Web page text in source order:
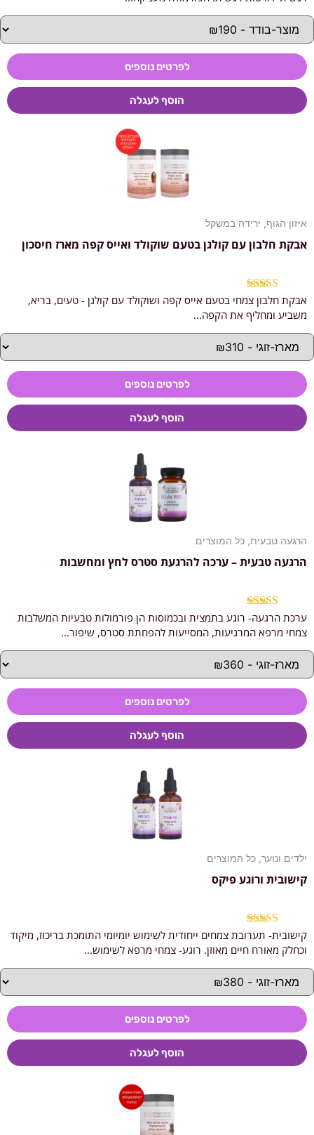
לפרטים נוספים
הוסף לעגלה
איזון הגוף, ירידה במשקל
אבקת חלבון עם קולגן בטעם שוקולד ואייס קפה מארז חיסכון
לפרטים נוספים
הוסף לעגלה
אבקת חלבון צמחי בטעם אייס קפה ושוקולד עם קולגן - טעים, בריא,
משביע ומחליף את הקפה...
דורג4.88
מתוך 5
הרגעה טבעית, כל המוצרים
הרגעה טבעית – ערכה להרגעת סטרס לחץ ומחשבות
לפרטים נוספים
הוסף לעגלה
ערכת הרגעה- רוגע בתמצית ובכמוסות הן פורמולות טבעיות המשלבות
צמחי מרפא המרגיעות, המסייעות להפחתת סטרס, שיפור...
דורג4.90
מתוך 5
ילדים ונוער, כל המוצרים
קישובית ורוגע פיקס
לפרטים נוספים
הוסף לעגלה
קישובית- תערובת צמחים ייחודית לשימוש יומיומי התומכת בריכוז, מיקוד
וכחלק מאורח חיים מאוזן. רוגע- צמחי מרפא לשימוש...
דורג4.95
מתוך 5